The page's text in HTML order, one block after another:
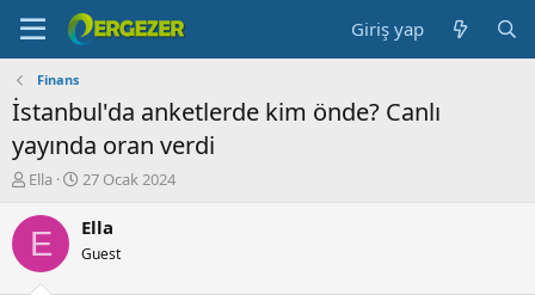
Giriş yap
Finans
İstanbul'da anketlerde kim önde? Canlı
yayında oran verdi
K
n
b
u
Ella
B
ş
a
27 Ocak 2024
E Ella
Guest